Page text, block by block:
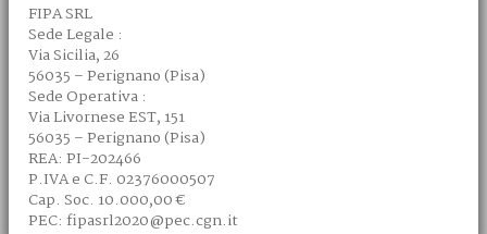
FIPA SRL
Sede Legale :
Via Sicilia, 26
56035 – Perignano (Pisa)
Sede Operativa :
Via Livornese EST, 151
56035 – Perignano (Pisa)
REA: PI-202466
P.IVA e C.F. 02376000507
Cap. Soc. 10.000,00 €
PEC: fipasrl2020@pec.cgn.it